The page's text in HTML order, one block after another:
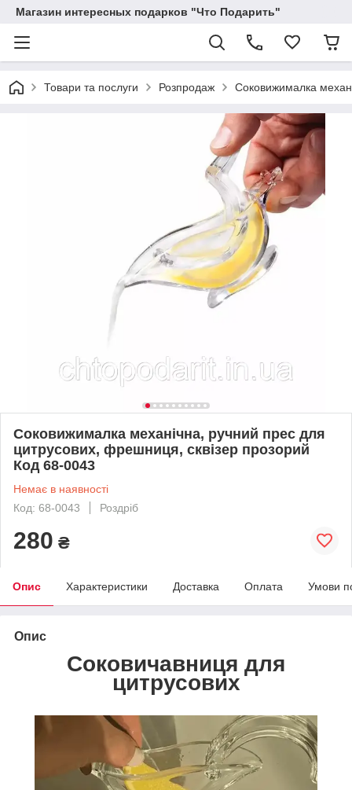
Магазин интересных подарков "Что Подарить"
Товари та послуги Розпродаж Соковижималка
Соковижималка механічна, ручний прес для
цитрусових, фрешниця, сквізер прозорий
Код 68-0043
Немає в наявності
Код: 68-0043
Роздріб
280 ₴
Опис Характеристики Доставка Оплата Умови
Опис
Соковичавниця для
цитрусових